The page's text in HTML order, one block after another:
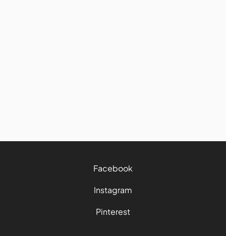
Facebook
Instagram
Pinterest